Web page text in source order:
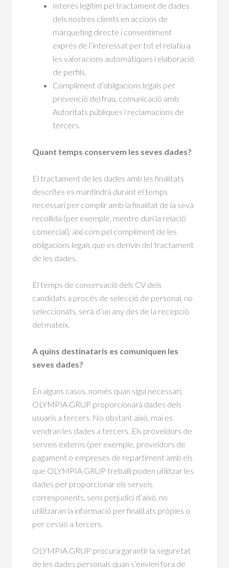
Interès legítim pel tractament de dades
dels nostres clients en accions de
màrqueting directe i consentiment
exprés de l’interessat per tot el relatiu a
les valoracions automàtiques i elaboració
de perfils.
Compliment d’obligacions legals per
prevenció del frau, comunicació amb
Autoritats públiques i reclamacions de
tercers.
Quant temps conservem les seves dades?
El tractament de les dades amb les finalitats
descrites es mantindrà durant el temps
necessari per complir amb la finalitat de la seva
recollida (per exemple, mentre duri la relació
comercial), així com pel compliment de les
obligacions legals que es derivin del tractament
de les dades.
El temps de conservació dels CV dels
candidats a procés de selecció de personal, no
seleccionats, serà d’un any des de la recepció
del mateix.
A quins destinataris es comuniquen les
seves dades?
En alguns casos, només quan sigui necessari,
OLYMPIA GRUP proporcionarà dades dels
usuaris a tercers. No obstant això, mai es
vendran les dades a tercers. Els proveïdors de
serveis externs (per exemple, proveïdors de
pagament o empreses de repartiment amb els
que OLYMPIA GRUP treballi poden utilitzar les
dades per proporcionar els serveis
corresponents, sens perjudici d’això, no
utilitzaran la informació per finalitats pròpies o
per cessió a tercers.
OLYMPIA GRUP procura garantir la seguretat
de les dades personals quan s’envien fora de